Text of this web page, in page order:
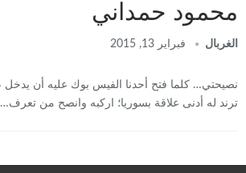
محمود حمداني
الغربال فبراير 13, 2015
ترند له أدنى علاقة بسوريا؛ اركبه وانصح من تعرف…